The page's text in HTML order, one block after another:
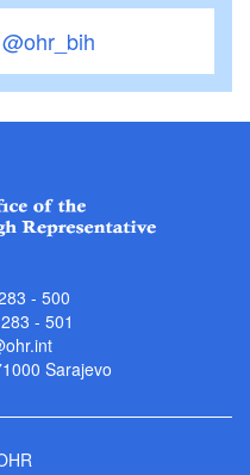
- 500
- 501
Sarajevo